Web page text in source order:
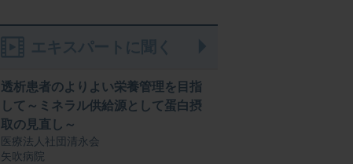
エキスパートに聞く
透析患者のよりよい栄養管理を目指
して～ミネラル供給源として蛋白摂
取の見直し～
医療法人社団清永会
矢吹病院